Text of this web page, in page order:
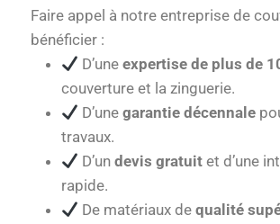
Faire appel à notre entreprise de
bénéficier :
D’uneexpertise de plus de
couverture et la zinguerie.
D’unegarantie décennale
travaux.
D’undevis gratuit et d’une
rapide.
De matériaux dequalité